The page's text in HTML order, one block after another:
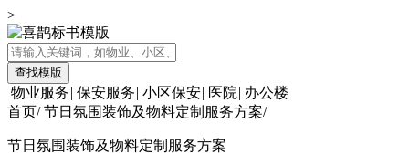
>
查找模版
物业服务| 保安服务| 小区保安| 医院| 办公楼
首页/ 节日氛围装饰及物料定制服务方案/
节日氛围装饰及物料定制服务方案